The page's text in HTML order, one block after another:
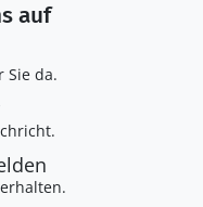
auf
Sie da.